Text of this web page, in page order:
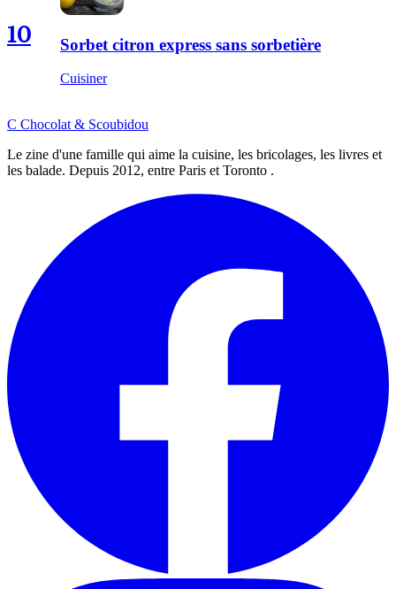
10 Sorbet citron express sans sorbetière
Cuisiner
C Chocolat & Scoubidou
Le zine d'une famille qui aime la cuisine, les bricolages, les livres et
les balade. Depuis 2012, entre Paris et Toronto .